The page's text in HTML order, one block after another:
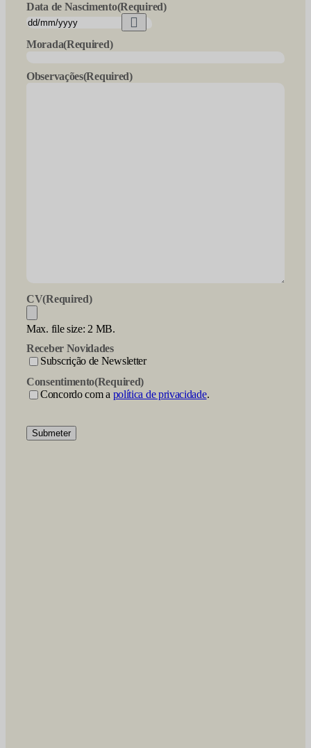
Data de Nascimento(Required)
Morada(Required)
Observações(Required)
CV(Required)
Max. file size: 2 MB.
Receber Novidades
Subscrição de Newsletter
Consentimento(Required)
Concordo com a política de privacidade.
Submeter